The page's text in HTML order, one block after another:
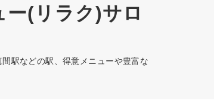
ー(リラク)サロ
駅などの駅、得意メニューや豊富な